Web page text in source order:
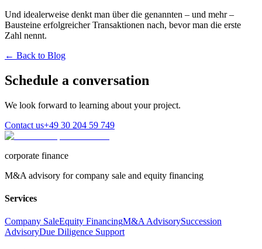
Und idealerweise denkt man über die genannten – und mehr –
Bausteine erfolgreicher Transaktionen nach, bevor man die erste
Zahl nennt.
← Back to Blog
Schedule a conversation
We look forward to learning about your project.
Contact us+49 30 204 59 749
corporate finance
M&A advisory for company sale and equity financing
Services
Company SaleEquity FinancingM&A AdvisorySuccession
AdvisoryDue Diligence Support